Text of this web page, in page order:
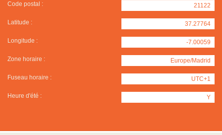
Code postal : 21122
Latitude : 37.27764
Longitude : -7.00059
Zone horaire : Europe/Madrid
Fuseau horaire : UTC+1
Heure d'été : Y